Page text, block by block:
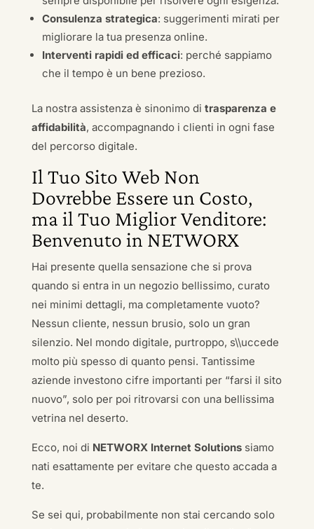
Consulenza strategica: suggerimenti mirati per
migliorare la tua presenza online.
Interventi rapidi ed efficaci: perché sappiamo
che il tempo è un bene prezioso.
La nostra assistenza è sinonimo di trasparenza e
affidabilità, accompagnando i clienti in ogni fase
del percorso digitale.
Il Tuo Sito Web Non
Dovrebbe Essere un Costo,
ma il Tuo Miglior Venditore:
Benvenuto in NETWORX
Hai presente quella sensazione che si prova
quando si entra in un negozio bellissimo, curato
nei minimi dettagli, ma completamente vuoto?
Nessun cliente, nessun brusio, solo un gran
silenzio. Nel mondo digitale, purtroppo, s\\uccede
molto più spesso di quanto pensi. Tantissime
aziende investono cifre importanti per “farsi il sito
nuovo”, solo per poi ritrovarsi con una bellissima
vetrina nel deserto.
Ecco, noi di NETWORX Internet Solutionssiamo
nati esattamente per evitare che questo accada a
te.
Se sei qui, probabilmente non stai cercando solo